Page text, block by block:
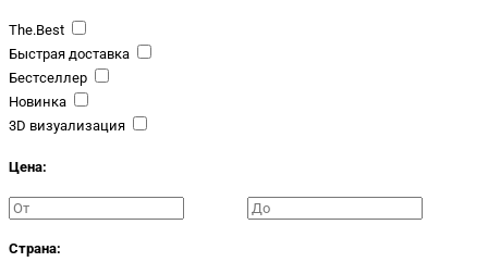
The.Best
Быстрая доставка
Бестселлер
Новинка
3D визуализация
Цена:
Страна: